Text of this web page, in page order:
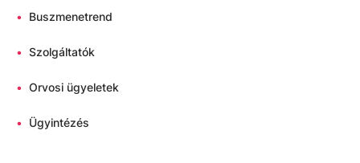
• Buszmenetrend
• Szolgáltatók
• Orvosi ügyeletek
• Ügyintézés